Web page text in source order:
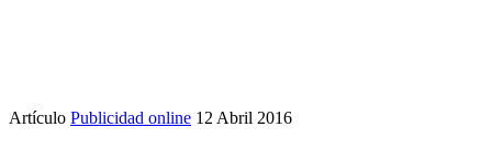
Artículo Publicidad online 12 Abril 2016